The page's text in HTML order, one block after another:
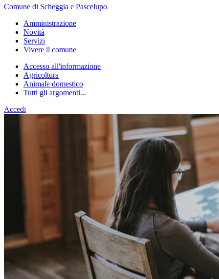
Comune di Scheggia e Pascelupo
Amministrazione
Novità
Servizi
Vivere il comune
Accesso all'informazione
Agricoltura
Animale domestico
Tutti gli argomenti...
Accedi